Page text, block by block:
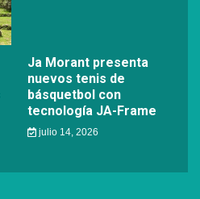
Ja Morant presenta
nuevos tenis de
básquetbol con
tecnología JA-Frame
julio 14, 2026